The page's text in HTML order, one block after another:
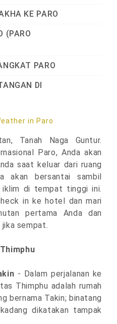
KE PARO
(PARO
PARO
DI
in Paro
Tanah Naga Guntur.
Paro, Anda akan
saat keluar dari ruang
akan bersantai sambil
iklim di tempat tinggi ini.
in ke hotel dan mari
pertama Anda dan
jika sempat.
- Dalam perjalanan ke
Thimphu adalah rumah
bernama Takin; binatang
dikatakan tampak